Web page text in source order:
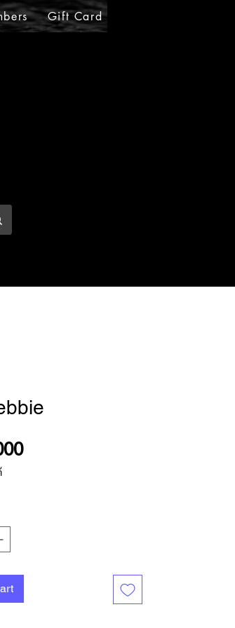
Gift Card
Price